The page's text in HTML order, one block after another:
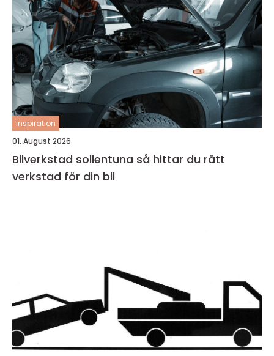
inspiration
01. August 2026
Bilverkstad sollentuna så hittar du rätt
verkstad för din bil